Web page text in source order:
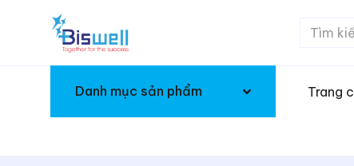
Danh mục sản phẩm Trang